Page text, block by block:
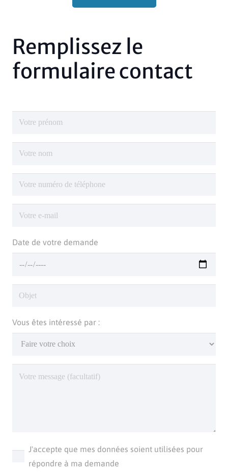
Remplissez le
formulaire contact
Date de votre demande
Vous êtes intéressé par :
J'accepte que mes données soient utilisées pour
répondre à ma demande